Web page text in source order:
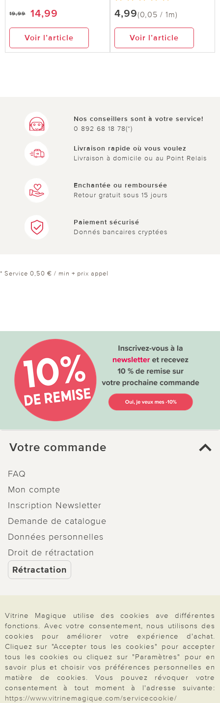
19,99 14,99
Voir l’article
4,99(0,05 / 1m)
Voir l’article
Nos conseillers sont à votre service!
0 892 68 18 78(*)
Livraison rapide où vous voulez
Livraison à domicile ou au Point Relais
Enchantée ou remboursée
Retour gratuit sous 15 jours
Paiement sécurisé
Donnés bancaires cryptées
* Service 0,50 € / min + prix appel
Votre commande
FAQ
Mon compte
Inscription Newsletter
Demande de catalogue
Données personnelles
Droit de rétractation
Rétractation
Paiement & Livraison
À propos de nous
Besoin d'aide?
Vitrine Magique utilise des cookies ave différentes
fonctions. Avec votre consentement, nous utilisons des
cookies pour améliorer votre expérience d'achat.
Cliquez sur "Accepter tous les cookies" pour accepter
tous les cookies ou cliquez sur "Paramètres" pour en
savoir plus et choisir vos préférences personnelles en
matière de cookies. Vous pouvez révoquer votre
consentement à tout moment à l'adresse suivante:
https://www.vitrinemagique.com/servicecookie/